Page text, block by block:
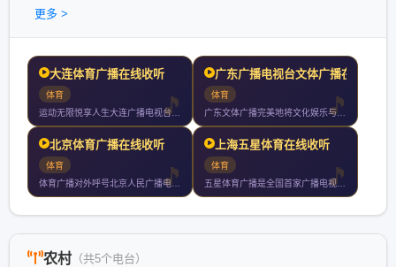
更多 >
大连体育广播在线收听
体育
运动无限悦享人生大连广播电视台体育广播东北地区唯一专业体育广
广东广播电视台文体广播在
体育
广东文体广播完美地将文化娱乐与体育相结合是华南第一家都会型具
北京体育广播在线收听
体育
体育广播对外呼号北京人民广播电台体育广播使用频率每日播音小时
上海五星体育在线收听
体育
五星体育广播是全国首家广播电视多媒体联动的专业体育资讯发布平
农村 （共5个电台）